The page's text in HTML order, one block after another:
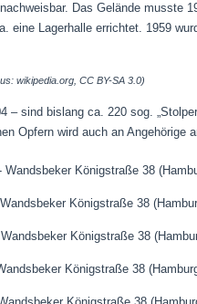
Das Gelände musste
eine Lagerhalle errichtet. 1959
wikipedia.org, CC BY-SA 3.0)
– sind bislang ca. 220 sog.
Opfern wird auch an Angehörige